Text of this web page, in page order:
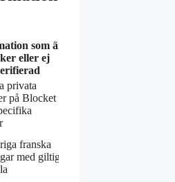
som är
eller ej
privata
på Blocket i
franska
med giltig